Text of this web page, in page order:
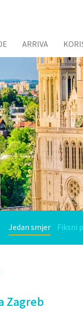
ARRIVA
Jedan smjer Fiksni
Zagreb